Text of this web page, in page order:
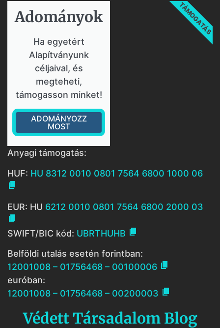
Adományok​
Ha egyetért
Alapítványunk
céljaival, és
megteheti,
támogasson minket!
ADOMÁNYOZZ
MOST
TÁMOGATÁS
Anyagi támogatás:
HUF: HU 8312 0010 0801 7564 6800 1000 06

EUR: HU 6212 0010 0801 7564 6800 2000 03

SWIFT/BIC kód: UBRTHUHB 
Belföldi utalás esetén forintban:
12001008 – 01756468 – 00100006 
euróban:
12001008 – 01756468 – 00200003 
Védett Társadalom Blog